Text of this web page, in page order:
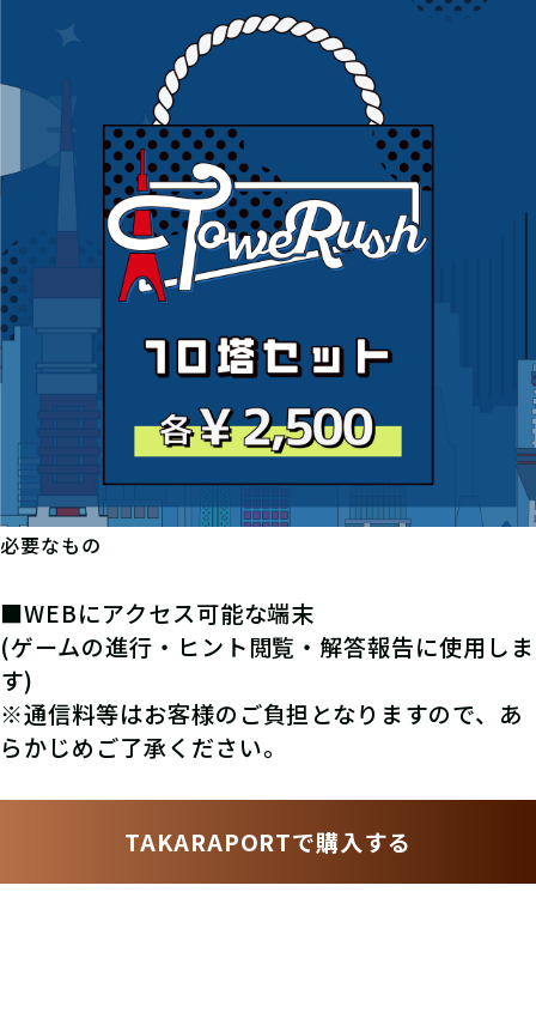
必要なもの
■WEBにアクセス可能な端末
(ゲームの進行・ヒント閲覧・解答報告に使用しま
す)
※通信料等はお客様のご負担となりますので、あ
らかじめご了承ください。
TAKARAPORTで購入する